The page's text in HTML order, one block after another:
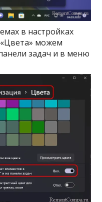
в настройках
можем
задач и в меню